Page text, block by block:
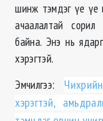
шинж тэмдэг үе үе
ачаалалтай
байна. Энэ нь
хэрэгтэй.
Эмчилгээ:
хэрэгтэй,